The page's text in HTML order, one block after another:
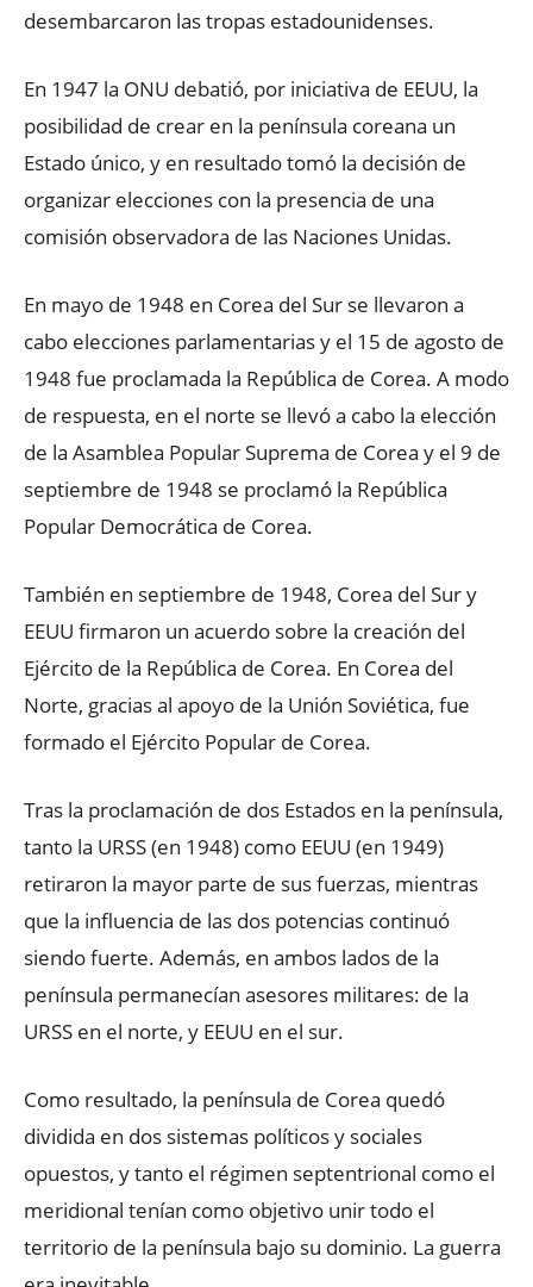
desembarcaron las tropas estadounidenses.
En 1947 la ONU debatió, por iniciativa de EEUU, la
posibilidad de crear en la península coreana un
Estado único, y en resultado tomó la decisión de
organizar elecciones con la presencia de una
comisión observadora de las Naciones Unidas.
En mayo de 1948 en Corea del Sur se llevaron a
cabo elecciones parlamentarias y el 15 de agosto de
1948 fue proclamada la República de Corea. A modo
de respuesta, en el norte se llevó a cabo la elección
de la Asamblea Popular Suprema de Corea y el 9 de
septiembre de 1948 se proclamó la República
Popular Democrática de Corea.
También en septiembre de 1948, Corea del Sur y
EEUU firmaron un acuerdo sobre la creación del
Ejército de la República de Corea. En Corea del
Norte, gracias al apoyo de la Unión Soviética, fue
formado el Ejército Popular de Corea.
Tras la proclamación de dos Estados en la península,
tanto la URSS (en 1948) como EEUU (en 1949)
retiraron la mayor parte de sus fuerzas, mientras
que la influencia de las dos potencias continuó
siendo fuerte. Además, en ambos lados de la
península permanecían asesores militares: de la
URSS en el norte, y EEUU en el sur.
Como resultado, la península de Corea quedó
dividida en dos sistemas políticos y sociales
opuestos, y tanto el régimen septentrional como el
meridional tenían como objetivo unir todo el
territorio de la península bajo su dominio. La guerra